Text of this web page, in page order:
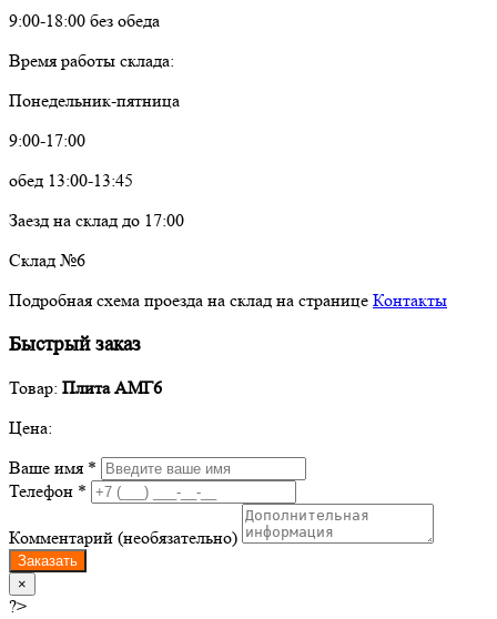
9:00-18:00 без обеда
Время работы склада:
Понедельник-пятница
9:00-17:00
обед 13:00-13:45
Заезд на склад до 17:00
Склад №6
Подробная схема проезда на склад на странице Контакты
Быстрый заказ
Товар: Плита АМГ6
Цена:
Ваше имя *
Телефон *
Комментарий (необязательно)
Заказать
×
?>